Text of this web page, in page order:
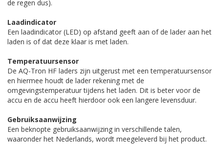
de regen dus).
Laadindicator
Een laadindicator (LED) op afstand geeft aan of de lader aan het
laden is of dat deze klaar is met laden.
Temperatuursensor
De AQ-Tron HF laders zijn uitgerust met een temperatuursensor
en hiermee houdt de lader rekening met de
omgevingstemperatuur tijdens het laden. Dit is beter voor de
accu en de accu heeft hierdoor ook een langere levensduur.
Gebruiksaanwijzing
Een beknopte gebruiksaanwijzing in verschillende talen,
waaronder het Nederlands, wordt meegeleverd bij het product.